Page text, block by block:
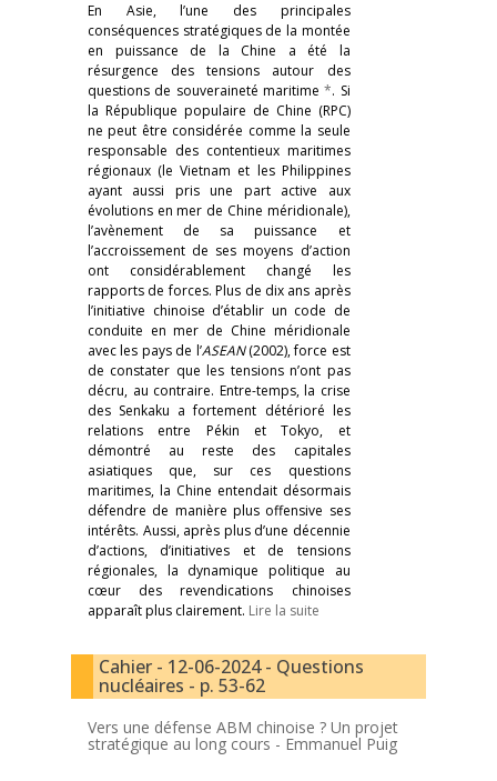
En Asie, l’une des principales
conséquences stratégiques de la montée
en puissance de la Chine a été la
résurgence des tensions autour des
questions de souveraineté maritime*. Si
la République populaire de Chine (RPC)
ne peut être considérée comme la seule
responsable des contentieux maritimes
régionaux (le Vietnam et les Philippines
ayant aussi pris une part active aux
évolutions en mer de Chine méridionale),
l’avènement de sa puissance et
l’accroissement de ses moyens d’action
ont considérablement changé les
rapports de forces. Plus de dix ans après
l’initiative chinoise d’établir un code de
conduite en mer de Chine méridionale
avec les pays de l’ASEAN(2002), force est
de constater que les tensions n’ont pas
décru, au contraire. Entre-temps, la crise
des Senkaku a fortement détérioré les
relations entre Pékin et Tokyo, et
démontré au reste des capitales
asiatiques que, sur ces questions
maritimes, la Chine entendait désormais
défendre de manière plus offensive ses
intérêts. Aussi, après plus d’une décennie
d’actions, d’initiatives et de tensions
régionales, la dynamique politique au
cœur des revendications chinoises
apparaît plus clairement. Lire la suite
Cahier - 12-06-2024 - Questions
nucléaires - p. 53-62
Vers une défense ABM chinoise ? Un projet
stratégique au long cours - Emmanuel Puig